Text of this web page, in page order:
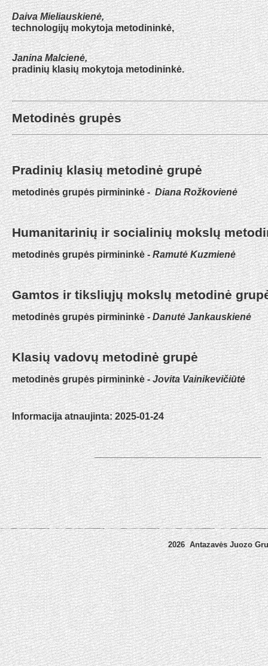
Daiva Mieliauskienė,
technologijų mokytoja metodininkė,
Janina Malcienė,
pradinių klasių mokytoja metodininkė.
Metodinės grupės
Pradinių klasių metodinė grupė
metodinės grupės pirmininkė -Diana Rožkovienė
Humanitarinių ir socialinių mokslų
metodinės grupės pirmininkė -Ramutė Kuzmienė
Gamtos ir tiksliųjų mokslų metodinė
metodinės grupės pirmininkė -Danutė Jankauskienė
Klasių vadovų metodinė grupė
metodinės grupės pirmininkė -Jovita Vainikevičiūtė
Informacija atnaujinta: 2025-01-24
_______________________________
2026 Antazavės Juozo